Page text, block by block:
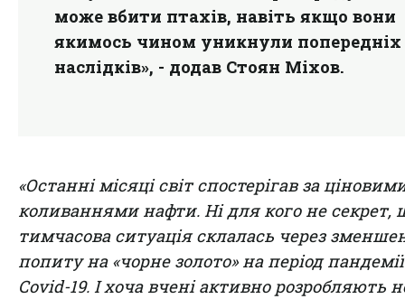
може вбити птахів, навіть якщо вони
якимось чином уникнули попередніх
наслідків», - додав Стоян Міхов.
«Останні місяці світ спостерігав за
коливаннями нафти. Ні для кого не секрет,
тимчасова ситуація склалась через
попиту на «чорне золото» на період пандемії
Covid-19. І хоча вчені активно розробляють